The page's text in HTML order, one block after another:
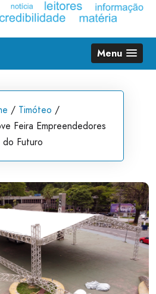
Menu
/ Timóteo /
Feira Empreendedores
do Futuro